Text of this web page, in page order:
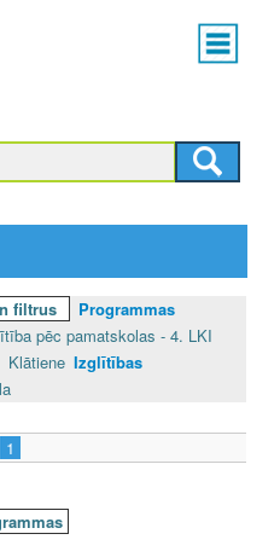
Main
menu
filtrus
Programmas
pēc pamatskolas - 4. LKI
Klātiene Izglītības
1